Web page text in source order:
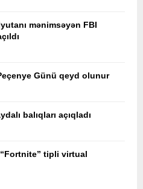
mənimsəyən FBI
Günü qeyd olunur
balıqları açıqladı
tipli virtual